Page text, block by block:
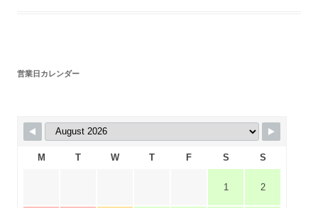
営業日カレンダー
M T W T F S S
1 2